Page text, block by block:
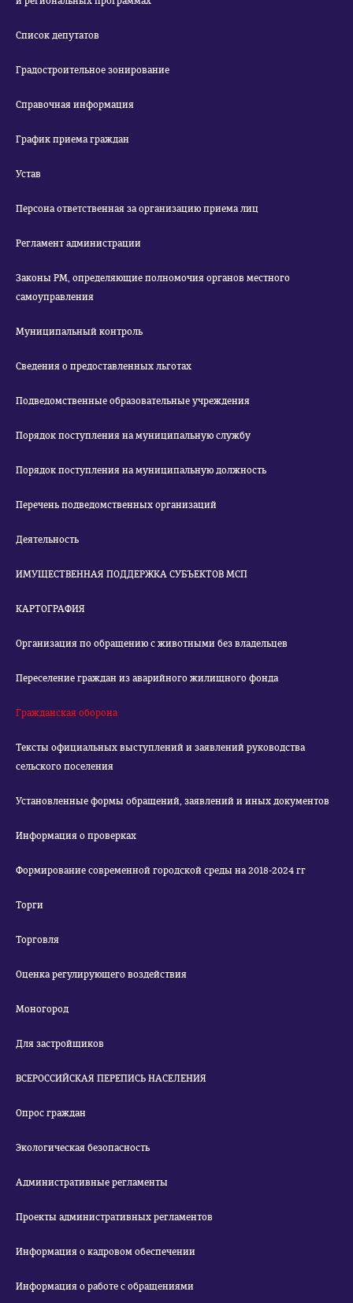
Список депутатов
Градостроительное зонирование
Справочная информация
График приема граждан
Устав
Персона ответственная за организацию приема лиц
Регламент администрации
Законы РМ, определяющие полномочия органов местного
самоуправления
Муниципальный контроль
Сведения о предоставленных льготах
Подведомственные образовательные учреждения
Порядок поступления на муниципальную службу
Порядок поступления на муниципальную должность
Перечень подведомственных организаций
Деятельность
ИМУЩЕСТВЕННАЯ ПОДДЕРЖКА СУБЪЕКТОВ МСП
КАРТОГРАФИЯ
Организация по обращению с животными без владельцев
Переселение граждан из аварийного жилищного фонда
Гражданская оборона
Тексты официальных выступлений и заявлений руководства
сельского поселения
Установленные формы обращений, заявлений и иных документов
Информация о проверках
Формирование современной городской среды на 2018-2024 гг
Торги
Торговля
Оценка регулирующего воздействия
Моногород
Для застройщиков
ВСЕРОССИЙСКАЯ ПЕРЕПИСЬ НАСЕЛЕНИЯ
Опрос граждан
Экологическая безопасность
Административные регламенты
Проекты административных регламентов
Информация о кадровом обеспечении
Информация о работе с обращениями